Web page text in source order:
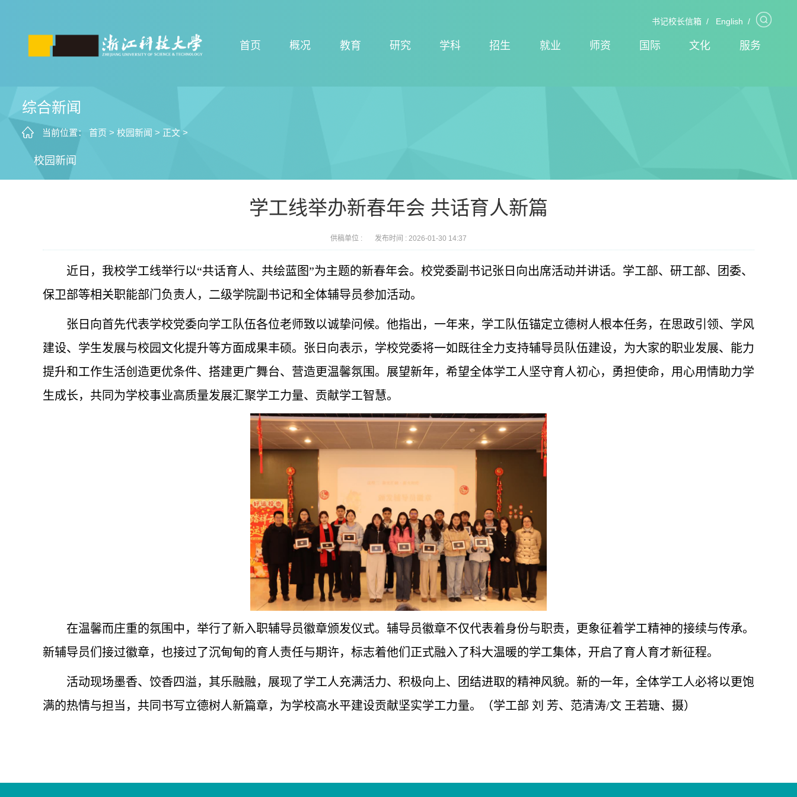
书记校长信箱 / English /
首页 概况 教育 研究 学科 招生 就业 师资 国际 文化 服务
综合新闻
当前位置： 首页 > 校园新闻 > 正文 >
校园新闻
学工线举办新春年会 共话育人新篇
供稿单位 : 发布时间 : 2026-01-30 14:37
近日，我校学工线举行以“共话育人、共绘蓝图”为主题的新春年会。校党委副书记张日向出席活动并讲话。学工部、研工部、团委、
保卫部等相关职能部门负责人，二级学院副书记和全体辅导员参加活动。
张日向首先代表学校党委向学工队伍各位老师致以诚挚问候。他指出，一年来，学工队伍锚定立德树人根本任务，在思政引领、学风
建设、学生发展与校园文化提升等方面成果丰硕。张日向表示，学校党委将一如既往全力支持辅导员队伍建设，为大家的职业发展、能力
提升和工作生活创造更优条件、搭建更广舞台、营造更温馨氛围。展望新年，希望全体学工人坚守育人初心，勇担使命，用心用情助力学
生成长，共同为学校事业高质量发展汇聚学工力量、贡献学工智慧。
在温馨而庄重的氛围中，举行了新入职辅导员徽章颁发仪式。辅导员徽章不仅代表着身份与职责，更象征着学工精神的接续与传承。
新辅导员们接过徽章，也接过了沉甸甸的育人责任与期许，标志着他们正式融入了科大温暖的学工集体，开启了育人育才新征程。
活动现场墨香、饺香四溢，其乐融融，展现了学工人充满活力、积极向上、团结进取的精神风貌。新的一年，全体学工人必将以更饱
满的热情与担当，共同书写立德树人新篇章，为学校高水平建设贡献坚实学工力量。（学工部 刘 芳、范清涛/文 王若瑭、摄）